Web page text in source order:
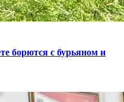
борются с бурьяном и